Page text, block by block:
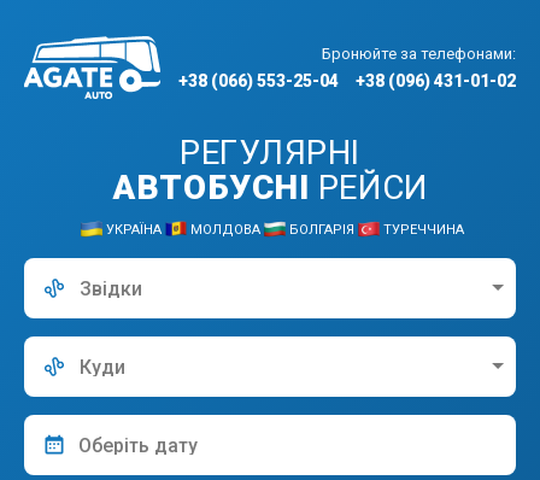
Бронюйте за телефонами:
+38 (066) 553-25-04 +38 (096) 431-01-02
РЕГУЛЯРНІ
АВТОБУСНІ РЕЙСИ
УКРАЇНА МОЛДОВА БОЛГАРІЯ ТУРЕЧЧИНА
Звідки
Куди